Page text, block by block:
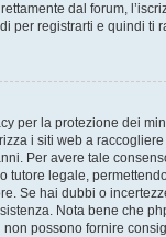
dal forum,
per registrarti e quindi ti
per la protezione dei
i siti web a
Per avere tale
tutore legale,
Se hai dubbi o
Nota bene che
possono fornire